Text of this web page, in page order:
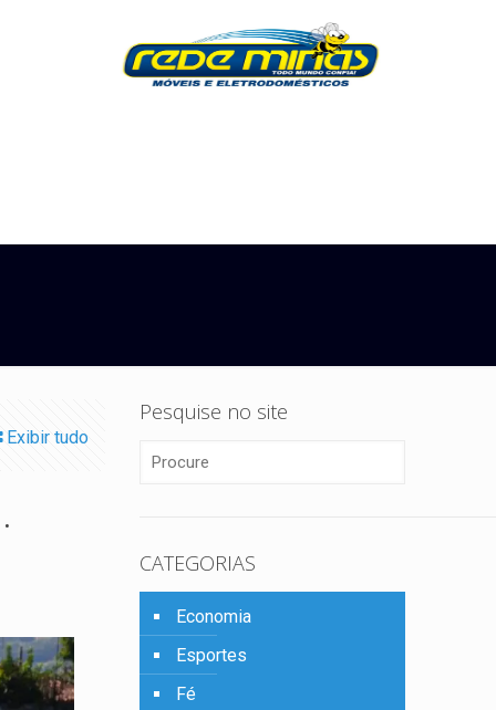
Exibir tudo
Pesquise no site
CATEGORIAS
Economia
Esportes
Fé